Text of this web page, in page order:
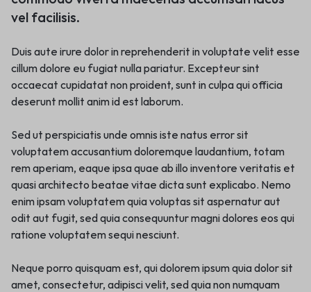
vel facilisis.
Duis aute irure dolor in reprehenderit in voluptate velit esse
cillum dolore eu fugiat nulla pariatur. Excepteur sint
occaecat cupidatat non proident, sunt in culpa qui officia
deserunt mollit anim id est laborum.
Sed ut perspiciatis unde omnis iste natus error sit
voluptatem accusantium doloremque laudantium, totam
rem aperiam, eaque ipsa quae ab illo inventore veritatis et
quasi architecto beatae vitae dicta sunt explicabo. Nemo
enim ipsam voluptatem quia voluptas sit aspernatur aut
odit aut fugit, sed quia consequuntur magni dolores eos qui
ratione voluptatem sequi nesciunt.
Neque porro quisquam est, qui dolorem ipsum quia dolor sit
amet, consectetur, adipisci velit, sed quia non numquam